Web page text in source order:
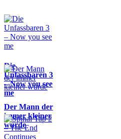
Die
Unfassbaren 3
– Now you see
me
Der Mann der
immer kleiner
wurde